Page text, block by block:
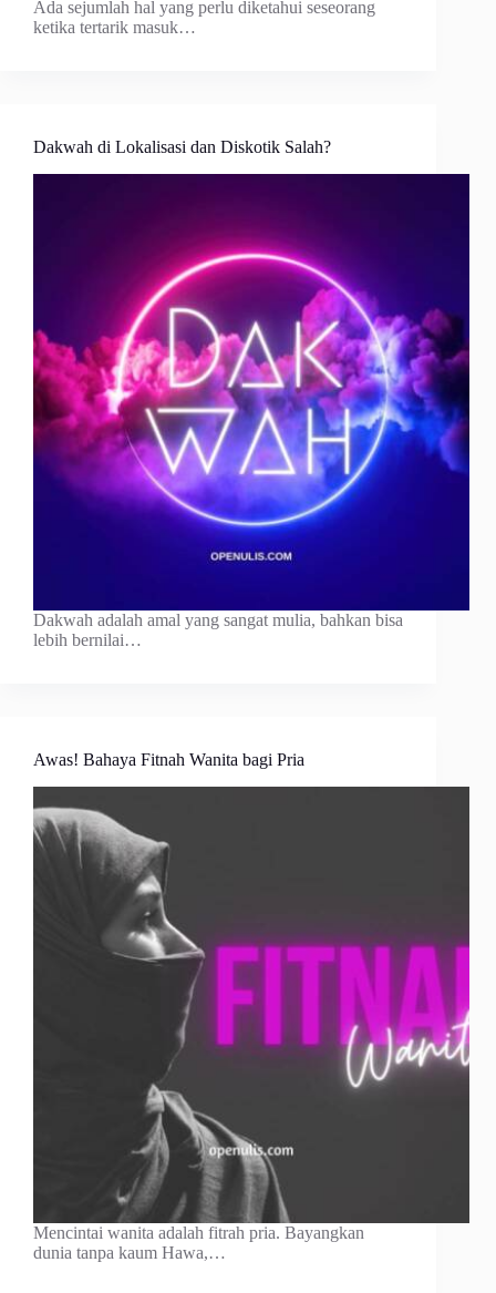
Ada sejumlah hal yang perlu diketahui seseorang
ketika tertarik masuk…
Dakwah di Lokalisasi dan Diskotik Salah?
Dakwah adalah amal yang sangat mulia, bahkan bisa
lebih bernilai…
Awas! Bahaya Fitnah Wanita bagi Pria
Mencintai wanita adalah fitrah pria. Bayangkan
dunia tanpa kaum Hawa,…